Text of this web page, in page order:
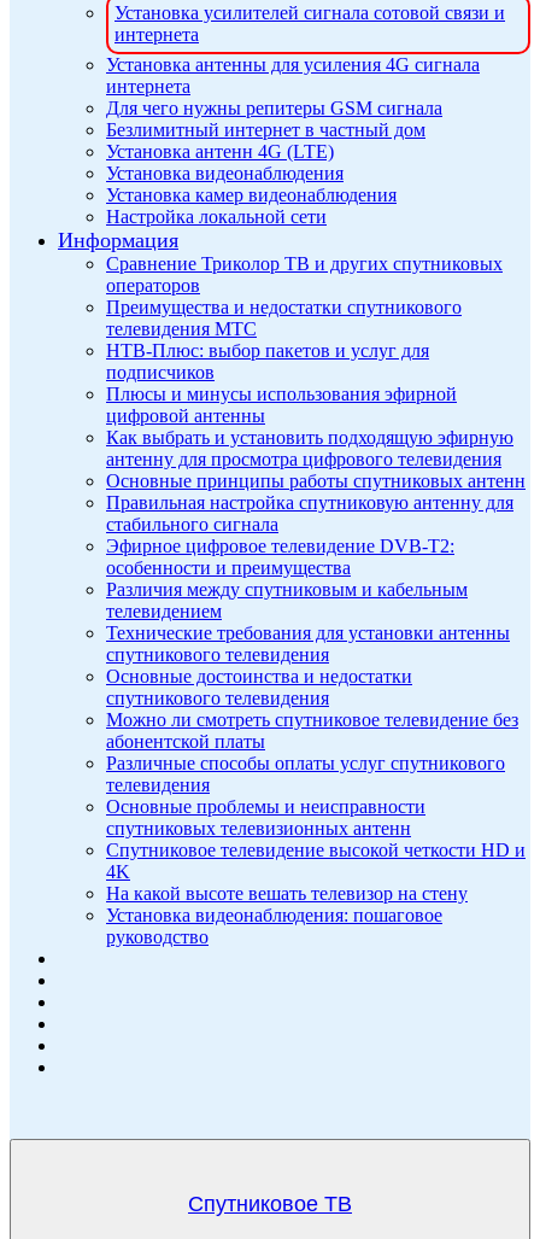
Установка усилителей сигнала сотовой связи и
интернета
Установка антенны для усиления 4G сигнала
интернета
Для чего нужны репитеры GSM сигнала
Безлимитный интернет в частный дом
Установка антенн 4G (LTE)
Установка видеонаблюдения
Установка камер видеонаблюдения
Настройка локальной сети
Информация
Сравнение Триколор ТВ и других спутниковых
операторов
Преимущества и недостатки спутникового
телевидения МТС
НТВ-Плюс: выбор пакетов и услуг для
подписчиков
Плюсы и минусы использования эфирной
цифровой антенны
Как выбрать и установить подходящую эфирную
антенну для просмотра цифрового телевидения
Основные принципы работы спутниковых антенн
Правильная настройка спутниковую антенну для
стабильного сигнала
Эфирное цифровое телевидение DVB-T2:
особенности и преимущества
Различия между спутниковым и кабельным
телевидением
Технические требования для установки антенны
спутникового телевидения
Основные достоинства и недостатки
спутникового телевидения
Можно ли смотреть спутниковое телевидение без
абонентской платы
Различные способы оплаты услуг спутникового
телевидения
Основные проблемы и неисправности
спутниковых телевизионных антенн
Спутниковое телевидение высокой четкости HD и
4K
На какой высоте вешать телевизор на стену
Установка видеонаблюдения: пошаговое
руководство
Спутниковое ТВ